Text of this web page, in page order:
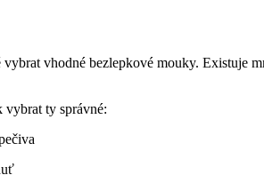
vhodné⁣ bezlepkové ​mouky. Existuje
vybrat ty ‌správné: